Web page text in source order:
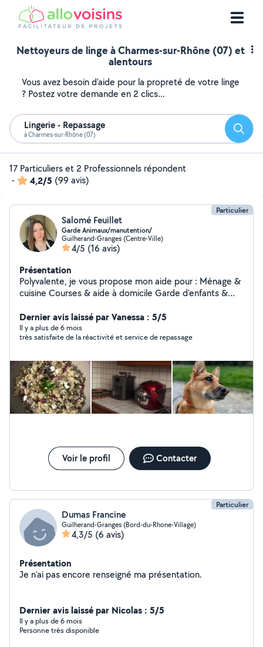
Nettoyeurs de linge à Charmes-sur-Rhône (07) et
alentours
Vous avez besoin d'aide pour la propreté de votre linge
? Postez votre demande en 2 clics...
Lingerie - Repassage
à Charmes-sur-Rhône (07)
17 Particuliers et 2 Professionnels répondent
-
4,2/5 (99 avis)
Particulier
Salomé Feuillet
Garde Animaux/manutention/
Guilherand-Granges (Centre-Ville)
4/5 (16 avis)
Présentation
Polyvalente, je vous propose mon aide pour : Ménage &
cuisine Courses & aide à domicile Garde d'enfants &
& garage Jardinage & petits bricolages Créations de
flyers Créations CV Mon mari est également polyvalent;
aide au déménagement, mécanique, Nettoyage
ponctuelle et à l'écoute. Tarifs accessibles Contactez-
moi dès maintenant ! PS: Je n'interviens plus chez les
hommes, uniquement femmes.
Dernier avis laissé par Vanessa : 5/5
Il y a plus de 6 mois
très satisfaite de la réactivité et service de repassage
Voir le profil Contacter
Particulier
Dumas Francine
Guilherand-Granges (Bord-du-Rhone-Village)
4,3/5 (6 avis)
Présentation
Je n'ai pas encore renseigné ma présentation.
Dernier avis laissé par Nicolas : 5/5
Il y a plus de 6 mois
Personne très disponible